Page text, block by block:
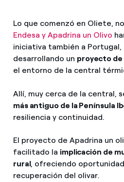
Lo que comenzó en Oliete,
Endesa y Apadrina un Olivo
iniciativa también a
desarrollando un proyecto de
el entorno de la central
Allí, muy cerca de la central,
más antiguo de la Península
resiliencia y continuidad.
El proyecto de Apadrina un
facilitado la implicación de
rural, ofreciendo
recuperación del olivar.